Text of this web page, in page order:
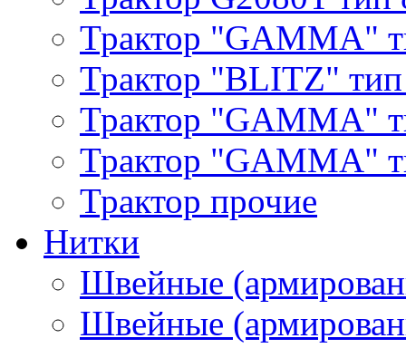
Трактор "GAMMA"
Трактор "BLITZ"
Трактор "GAMMA"
Трактор "GAMMA"
Трактор прочие
Нитки
Швейные
Швейные